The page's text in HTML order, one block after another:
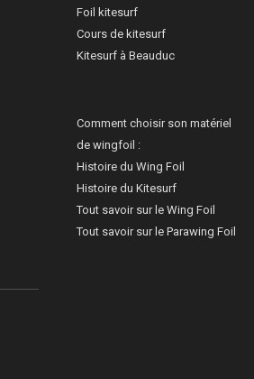
Foil kitesurf
Cours de kitesurf
Kitesurf à Beauduc
Comment choisir son matériel
de wingfoil :
Histoire du Wing Foil
Histoire du Kitesurf
Tout savoir sur le Wing Foil
Tout savoir sur le Parawing Foil